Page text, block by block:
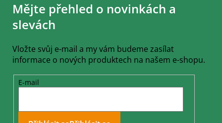
Mějte přehled o novinkách a
slevách
Vložte svůj e-mail a my vám budeme zasílat
informace o nových produktech na našem e-shopu.
E-mail